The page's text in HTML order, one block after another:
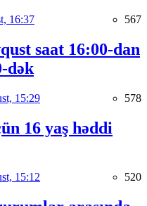
16:37 567
saat 16:00-dan
dək
15:29 578
16 yaş həddi
15:12 520